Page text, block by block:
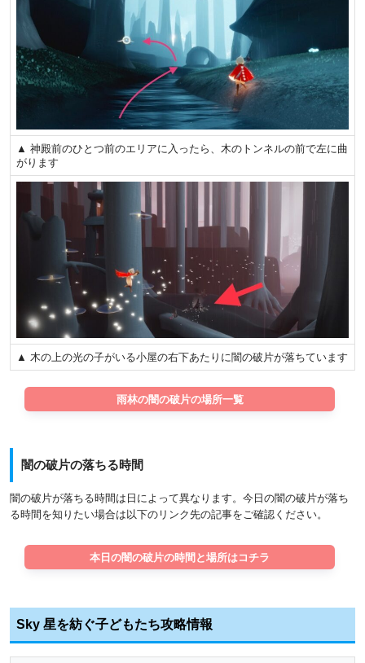
▲ 神殿前のひとつ前のエリアに入ったら、木のトンネルの前で左に曲
がります
▲ 木の上の光の子がいる小屋の右下あたりに闇の破片が落ちています
雨林の闇の破片の場所一覧
闇の破片の落ちる時間
闇の破片が落ちる時間は日によって異なります。今日の闇の破片が落ち
る時間を知りたい場合は以下のリンク先の記事をご確認ください。
本日の闇の破片の時間と場所はコチラ
Sky 星を紡ぐ子どもたち攻略情報